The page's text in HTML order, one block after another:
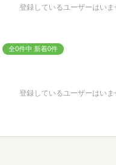
登録しているユーザーはいま
全0件中 新着0件
登録しているユーザーはいま